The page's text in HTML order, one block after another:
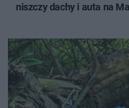
niszczy dachy i auta na